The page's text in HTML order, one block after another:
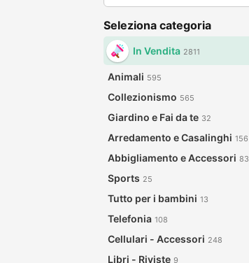
Seleziona categoria
In Vendita 2811
Animali 595
Collezionismo 565
Giardino e Fai da te 32
Arredamento e Casalinghi 156
Abbigliamento e Accessori 83
Sports 25
Tutto per i bambini 13
Telefonia 108
Cellulari - Accessori 248
Libri - Riviste 9